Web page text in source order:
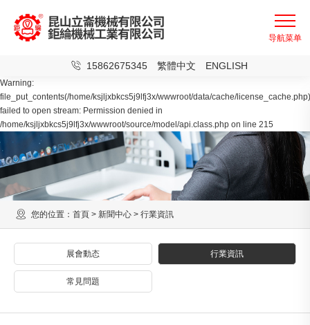
Warning:
file_put_contents(/home/ksjljxbkcs5j9lfj3x/wwwroot/data/cache/
failed to open stream: Permission denied in
/home/ksjljxbkcs5j9lfj3x/wwwroot/source/model/api.class.php on line 215
15862675345 繁體中文 ENGLISH
您的位置： 首頁 > 新聞中心 > 行業資訊
展會動态 行業資訊
常見問題